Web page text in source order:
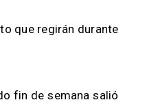
que regirán durante
fin de semana salió